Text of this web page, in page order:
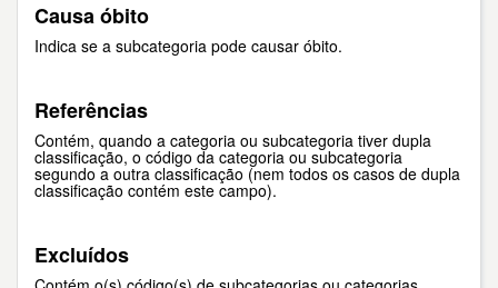
Causa óbito
Indica se a subcategoria pode causar óbito.
Referências
Contém, quando a categoria ou subcategoria tiver dupla
classificação, o código da categoria ou subcategoria
segundo a outra classificação (nem todos os casos de dupla
classificação contém este campo).
Excluídos